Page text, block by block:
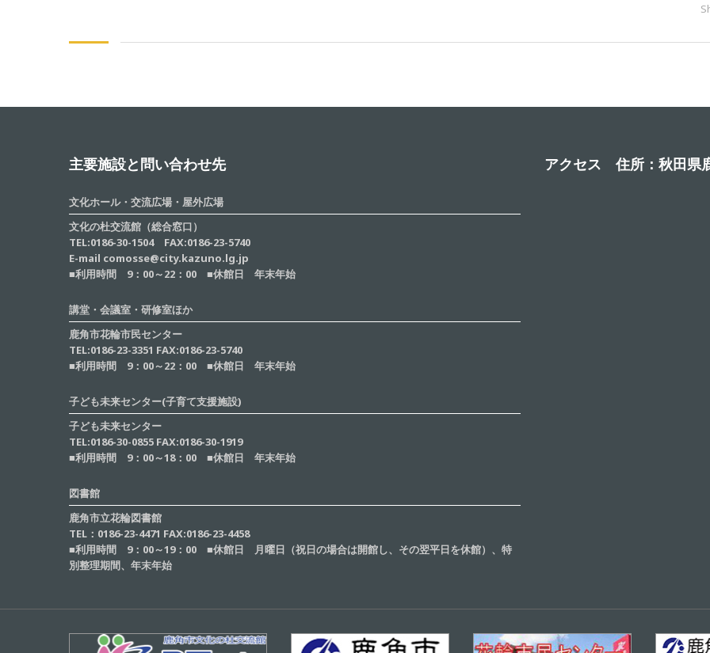
主要施設と問い合わせ先
文化ホール・交流広場・屋外広場
文化の杜交流館（総合窓口）
TEL:0186-30-1504 FAX:0186-23-5740
E-mail comosse@city.kazuno.lg.jp
■利用時間 9：00～22：00 ■休館日 年末年始
講堂・会議室・研修室ほか
鹿角市花輪市民センター
TEL:0186-23-3351 FAX:0186-23-5740
■利用時間 9：00～22：00 ■休館日 年末年始
子ども未来センター(子育て支援施設)
子ども未来センター
TEL:0186-30-0855 FAX:0186-30-1919
■利用時間 9：00～18：00 ■休館日 年末年始
図書館
鹿角市立花輪図書館
TEL：0186-23-4471 FAX:0186-23-4458
■利用時間 9：00～19：00 ■休館日 月曜日（祝日の場合は開館し、その翌平日を休館）、特
別整理期間、年末年始
アクセス 住所：秋田県